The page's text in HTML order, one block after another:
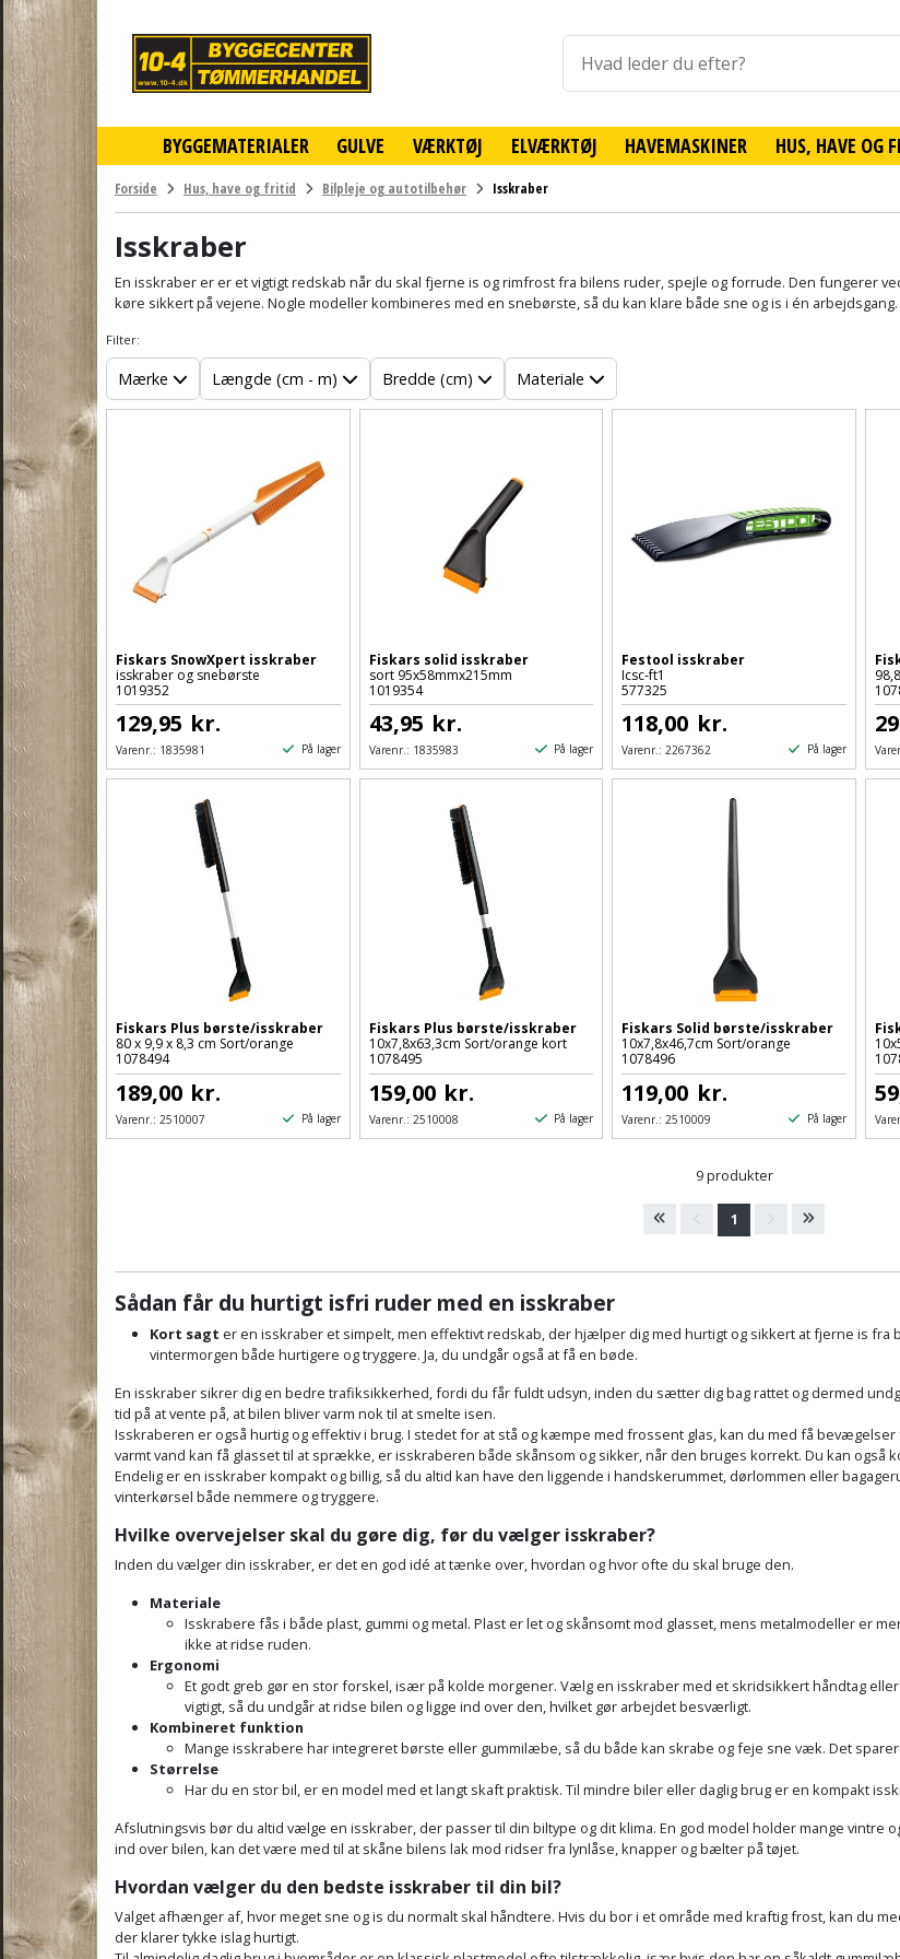
BYGGEMATERIALER GULVE VÆRKTØJ ELVÆRKTØJ HAVEMASKINER HUS, HAVE OG
online
byggemarked
og
tømmerhandel
-
Forside Hus, have og fritid Bilpleje og autotilbehør Isskraber
Isskraber
En isskraber er er et vigtigt redskab når du skal fjerne is og rimfrost fra bilens ruder, spejle og forrude. Den fungerer
køre sikkert på vejene. Nogle modeller kombineres med en snebørste, så du kan klare både sne og is i én arbejdsgang.
Filter:
Mærke Længde (cm - m) Bredde (cm) Materiale
Fiskars SnowXpert isskraber
isskraber og snebørste
1019352
129,95 kr.
Varenr.: 1835981 På lager
Fiskars solid isskraber
sort 95x58mmx215mm
1019354
43,95 kr.
Varenr.: 1835983 På lager
Festool isskraber
Icsc-ft1
577325
118,00 kr.
Varenr.: 2267362 På lager
Fiskars Plus børste/isskraber
80 x 9,9 x 8,3 cm Sort/orange
1078494
189,00 kr.
Varenr.: 2510007 På lager
Fiskars Plus børste/isskraber
10x7,8x63,3cm Sort/orange kort
1078495
159,00 kr.
Varenr.: 2510008 På lager
Fiskars Solid børste/isskraber
10x7,8x46,7cm Sort/orange
1078496
119,00 kr.
Varenr.: 2510009 På lager
9 produkter
1
Sådan får du hurtigt isfri ruder med en isskraber
Kort sagt er en isskraber et simpelt, men effektivt redskab, der hjælper dig med hurtigt og sikkert at fjerne is
vintermorgen både hurtigere og tryggere. Ja, du undgår også at få en bøde.
En isskraber sikrer dig en bedre trafiksikkerhed, fordi du får fuldt udsyn, inden du sætter dig bag rattet og dermed
tid på at vente på, at bilen bliver varm nok til at smelte isen.
Isskraberen er også hurtig og effektiv i brug. I stedet for at stå og kæmpe med frossent glas, kan du med få
varmt vand kan få glasset til at sprække, er isskraberen både skånsom og sikker, når den bruges korrekt. Du kan
Endelig er en isskraber kompakt og billig, så du altid kan have den liggende i handskerummet, dørlommen eller
vinterkørsel både nemmere og tryggere.
Hvilke overvejelser skal du gøre dig, før du vælger isskraber?
Inden du vælger din isskraber, er det en god idé at tænke over, hvordan og hvor ofte du skal bruge den.
Materiale
Isskrabere fås i både plast, gummi og metal. Plast er let og skånsomt mod glasset, mens metalmodeller er
ikke at ridse ruden.
Ergonomi
Et godt greb gør en stor forskel, især på kolde morgener. Vælg en isskraber med et skridsikkert håndtag
vigtigt, så du undgår at ridse bilen og ligge ind over den, hvilket gør arbejdet besværligt.
Kombineret funktion
Mange isskrabere har integreret børste eller gummilæbe, så du både kan skrabe og feje sne væk. Det
Størrelse
Har du en stor bil, er en model med et langt skaft praktisk. Til mindre biler eller daglig brug er en kompakt
Afslutningsvis bør du altid vælge en isskraber, der passer til din biltype og dit klima. En god model holder mange vintre
ind over bilen, kan det være med til at skåne bilens lak mod ridser fra lynlåse, knapper og bælter på tøjet.
Hvordan vælger du den bedste isskraber til din bil?
Valget afhænger af, hvor meget sne og is du normalt skal håndtere. Hvis du bor i et område med kraftig frost, kan du
der klarer tykke islag hurtigt.